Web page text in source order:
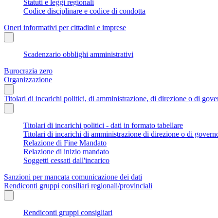
Statuti e leggi regionali
Codice disciplinare e codice di condotta
Oneri informativi per cittadini e imprese
Scadenzario obblighi amministrativi
Burocrazia zero
Organizzazione
Titolari di incarichi politici, di amministrazione, di direzione o di
Titolari di incarichi politici - dati in formato tabellare
Titolari di incarichi di amministrazione di direzione o di
Relazione di Fine Mandato
Relazione di inizio mandato
Soggetti cessati dall'incarico
Sanzioni per mancata comunicazione dei dati
Rendiconti gruppi consiliari regionali/provinciali
Rendiconti gruppi consigliari